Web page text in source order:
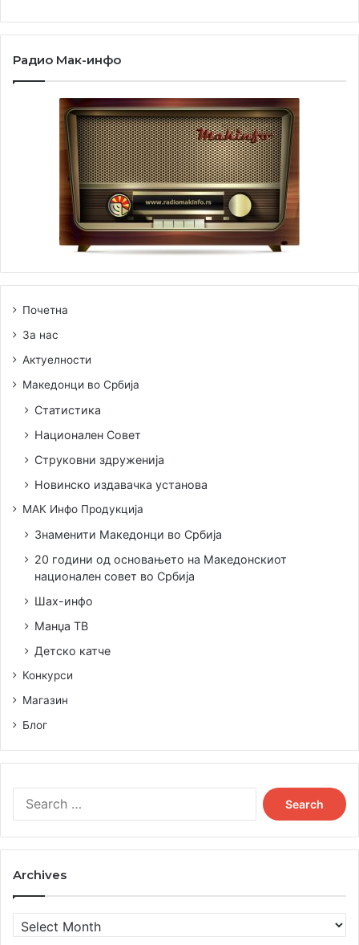
Радио Мак-инфо
Почетна
За нас
Актуелности
Македонци во Србија
Статистика
Национален Совет
Струковни здруженија
Новинско издавачка установа
МАК Инфо Продукција
Знаменити Македонци во Србија
20 години од основањето на Македонскиот
национален совет во Србија
Шах-инфо
Манџа ТВ
Детско катче
Конкурси
Магазин
Блог
Search
for:
Archives
Archives